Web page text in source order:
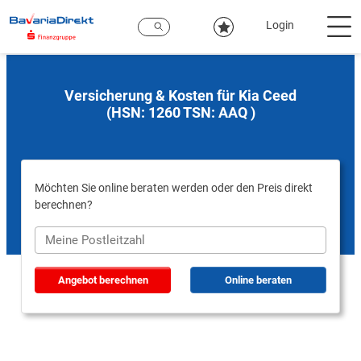
Hauptinhalt
Login
Versicherung & Kosten für Kia Ceed
(HSN: 1260 TSN: AAQ )
Möchten Sie online beraten werden oder den Preis direkt
berechnen?
Angebot berechnen Online beraten